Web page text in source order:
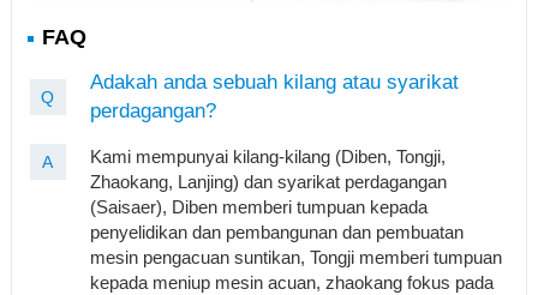
FAQ
Q
Adakah anda sebuah kilang atau syarikat
perdagangan?
A
Kami mempunyai kilang-kilang (Diben, Tongji,
Zhaokang, Lanjing) dan syarikat perdagangan
(Saisaer), Diben memberi tumpuan kepada
penyelidikan dan pembangunan dan pembuatan
mesin pengacuan suntikan, Tongji memberi tumpuan
kepada meniup mesin acuan, zhaokang fokus pada